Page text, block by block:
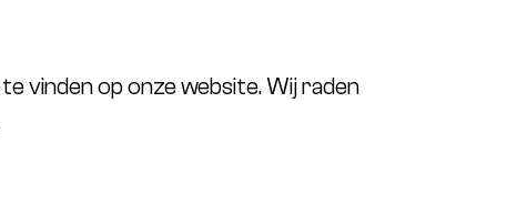
vinden op onze website. Wij raden